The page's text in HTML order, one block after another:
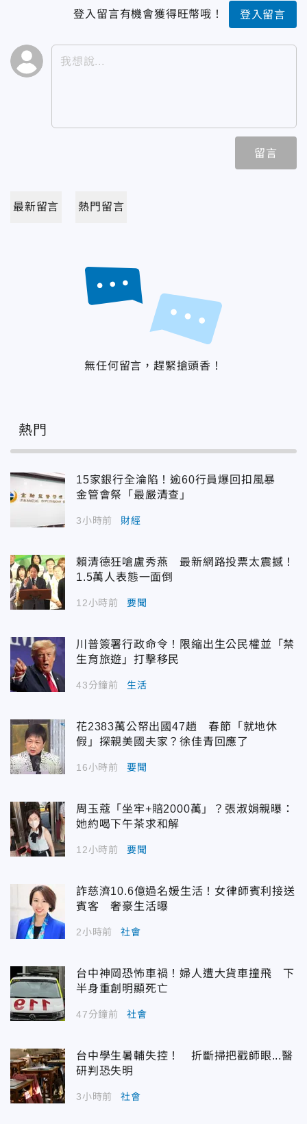
登入留言有機會獲得旺幣哦！ 登入留言
留言
最新留言 熱門留言
無任何留言，趕緊搶頭香！
熱門
15家銀行全淪陷！逾60行員爆回扣風暴
金管會祭「最嚴清查」
3小時前 財經
賴清德狂嗆盧秀燕 最新網路投票太震撼！
1.5萬人表態一面倒
12小時前 要聞
川普簽署行政命令！限縮出生公民權並「禁
生育旅遊」打擊移民
43分鐘前 生活
花2383萬公帑出國47趟 春節「就地休
假」探親美國夫家？徐佳青回應了
16小時前 要聞
周玉蔻「坐牢+賠2000萬」？張淑娟親曝：
她約喝下午茶求和解
12小時前 要聞
詐慈濟10.6億過名媛生活！女律師賓利接送
賓客 奢豪生活曝
2小時前 社會
台中神岡恐怖車禍！婦人遭大貨車撞飛 下
半身重創明顯死亡
47分鐘前 社會
台中學生暑輔失控！ 折斷掃把戳師眼...醫
研判恐失明
3小時前 社會